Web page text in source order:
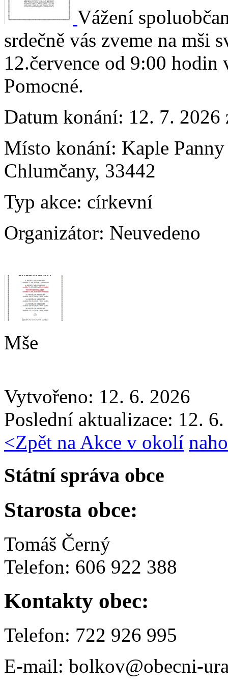
Vážení
srdečně vás zveme na mši
12.července od 9:00
Pomocné.
Datum konání: 12. 7. 2026
Místo konání: Kaple
Chlumčany, 33442
Typ akce: církevní
Organizátor: Neuvedeno
Mše
Vytvořeno: 12. 6. 2026
Poslední aktualizace: 12.
<Zpět na Akce v okolí
Státní správa obce
Starosta obce:
Tomáš Černý
Telefon: 606 922 388
Kontakty obec:
Telefon: 722 926 995
E-mail: bolkov@obecni-